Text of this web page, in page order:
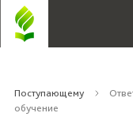
Поступающему
обучение